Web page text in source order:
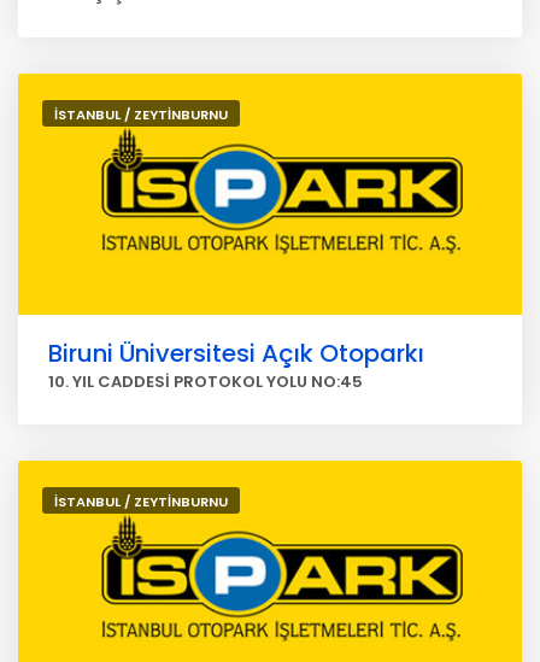
İSTANBUL / ZEYTİNBURNU
Biruni Üniversitesi Açık Otoparkı
10. YIL CADDESİ PROTOKOL YOLU NO:45
İSTANBUL / ZEYTİNBURNU